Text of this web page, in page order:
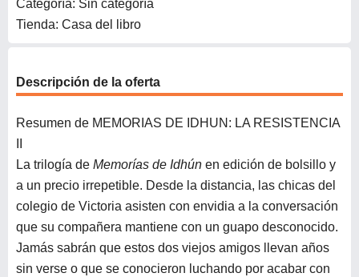
Categoría: Sin categoría
Tienda: Casa del libro
Descripción de la oferta
Resumen de MEMORIAS DE IDHUN: LA RESISTENCIA
La trilogía de Memorías de Idhún en edición de bolsillo y
a un precio irrepetible. Desde la distancia, las chicas del
colegio de Victoria asisten con envidia a la conversación
que su compañera mantiene con un guapo desconocido.
Jamás sabrán que estos dos viejos amigos llevan años
sin verse o que se conocieron luchando por acabar con